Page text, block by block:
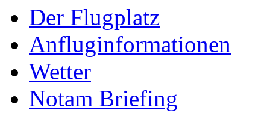
Der Flugplatz
Anfluginformationen
Wetter
Notam Briefing